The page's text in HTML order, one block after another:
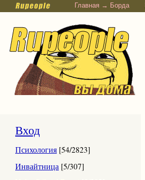
Главная → Борда
Вход
Психология [54/2823]
Инвайтница [5/307]